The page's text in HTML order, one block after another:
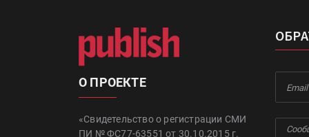
О ПРОЕКТЕ
«Свидетельство о регистрации СМИ
ПИ № ФС77-63551 от 30.10.2015 г.